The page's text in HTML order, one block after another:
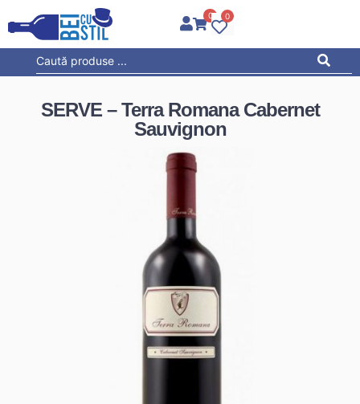
0 0
SERVE – Terra Romana Cabernet
Sauvignon